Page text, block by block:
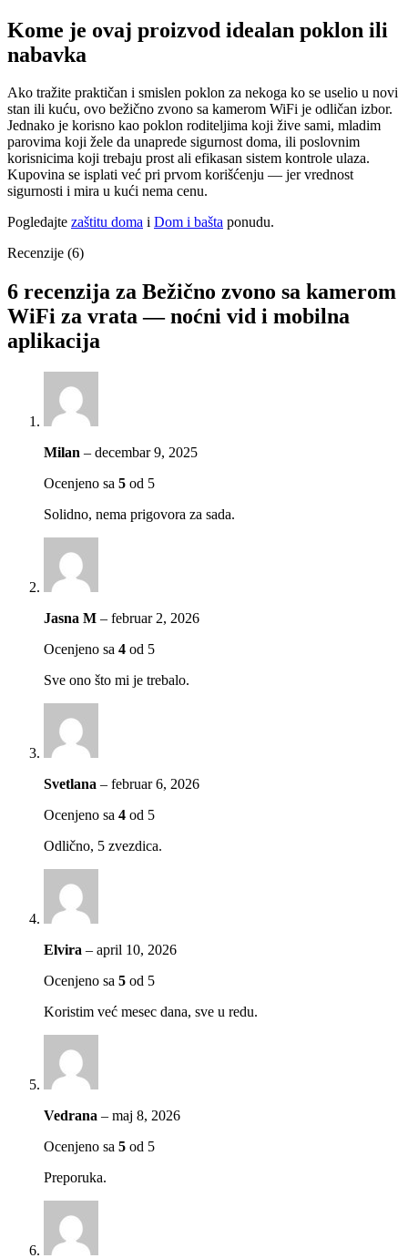
Kome je ovaj proizvod idealan poklon ili
nabavka
Ako tražite praktičan i smislen poklon za nekoga ko se uselio u novi
stan ili kuću, ovo bežično zvono sa kamerom WiFi je odličan izbor.
Jednako je korisno kao poklon roditeljima koji žive sami, mladim
parovima koji žele da unaprede sigurnost doma, ili poslovnim
korisnicima koji trebaju prost ali efikasan sistem kontrole ulaza.
Kupovina se isplati već pri prvom korišćenju — jer vrednost
sigurnosti i mira u kući nema cenu.
Pogledajte zaštitu doma i Dom i bašta ponudu.
Recenzije (6)
6 recenzija za Bežično zvono sa kamerom
WiFi za vrata — noćni vid i mobilna
aplikacija
Milan – decembar 9, 2025
Ocenjeno sa 5 od 5
Solidno, nema prigovora za sada.
Jasna M – februar 2, 2026
Ocenjeno sa 4 od 5
Sve ono što mi je trebalo.
Svetlana – februar 6, 2026
Ocenjeno sa 4 od 5
Odlično, 5 zvezdica.
Elvira – april 10, 2026
Ocenjeno sa 5 od 5
Koristim već mesec dana, sve u redu.
Vedrana – maj 8, 2026
Ocenjeno sa 5 od 5
Preporuka.